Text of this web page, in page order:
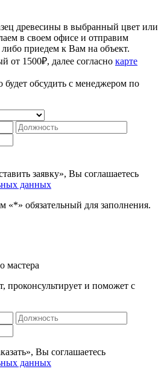
древесины в выбранный цвет или
в своем офисе и отправим
приедем к Вам на объект.
от 1500₽, далее согласно карте
обсудить с менеджером по
заявку», Вы соглашаетесь
данных
«*» обязательный для заполнения.
мастера
проконсультирует и поможет с
Вы соглашаетесь
данных